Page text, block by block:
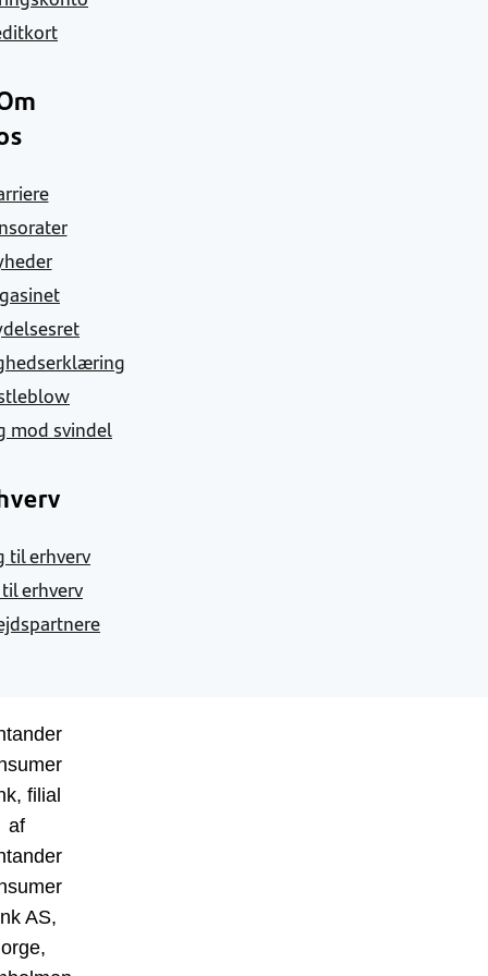
mod svindel
til erhverv
erhverv
filial
af
AS,